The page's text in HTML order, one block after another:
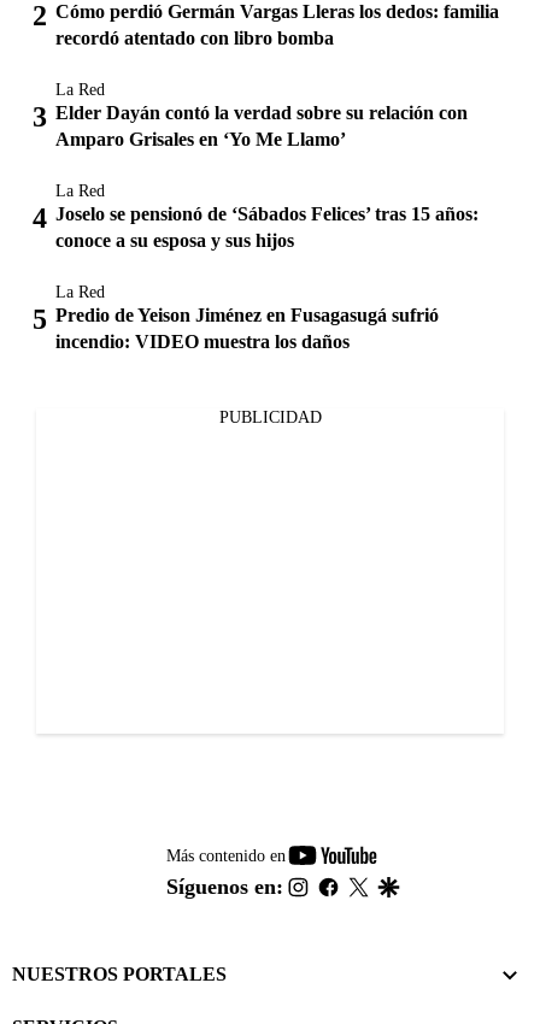
Cómo perdió Germán Vargas Lleras los dedos: familia
recordó atentado con libro bomba
La Red
Elder Dayán contó la verdad sobre su relación con
Amparo Grisales en ‘Yo Me Llamo’
La Red
Joselo se pensionó de ‘Sábados Felices’ tras 15 años:
conoce a su esposa y sus hijos
La Red
Predio de Yeison Jiménez en Fusagasugá sufrió
incendio: VIDEO muestra los daños
PUBLICIDAD
Más contenido en
youtube-
footer
Síguenos en: instagram
facebook
twitter
NUESTROS PORTALES